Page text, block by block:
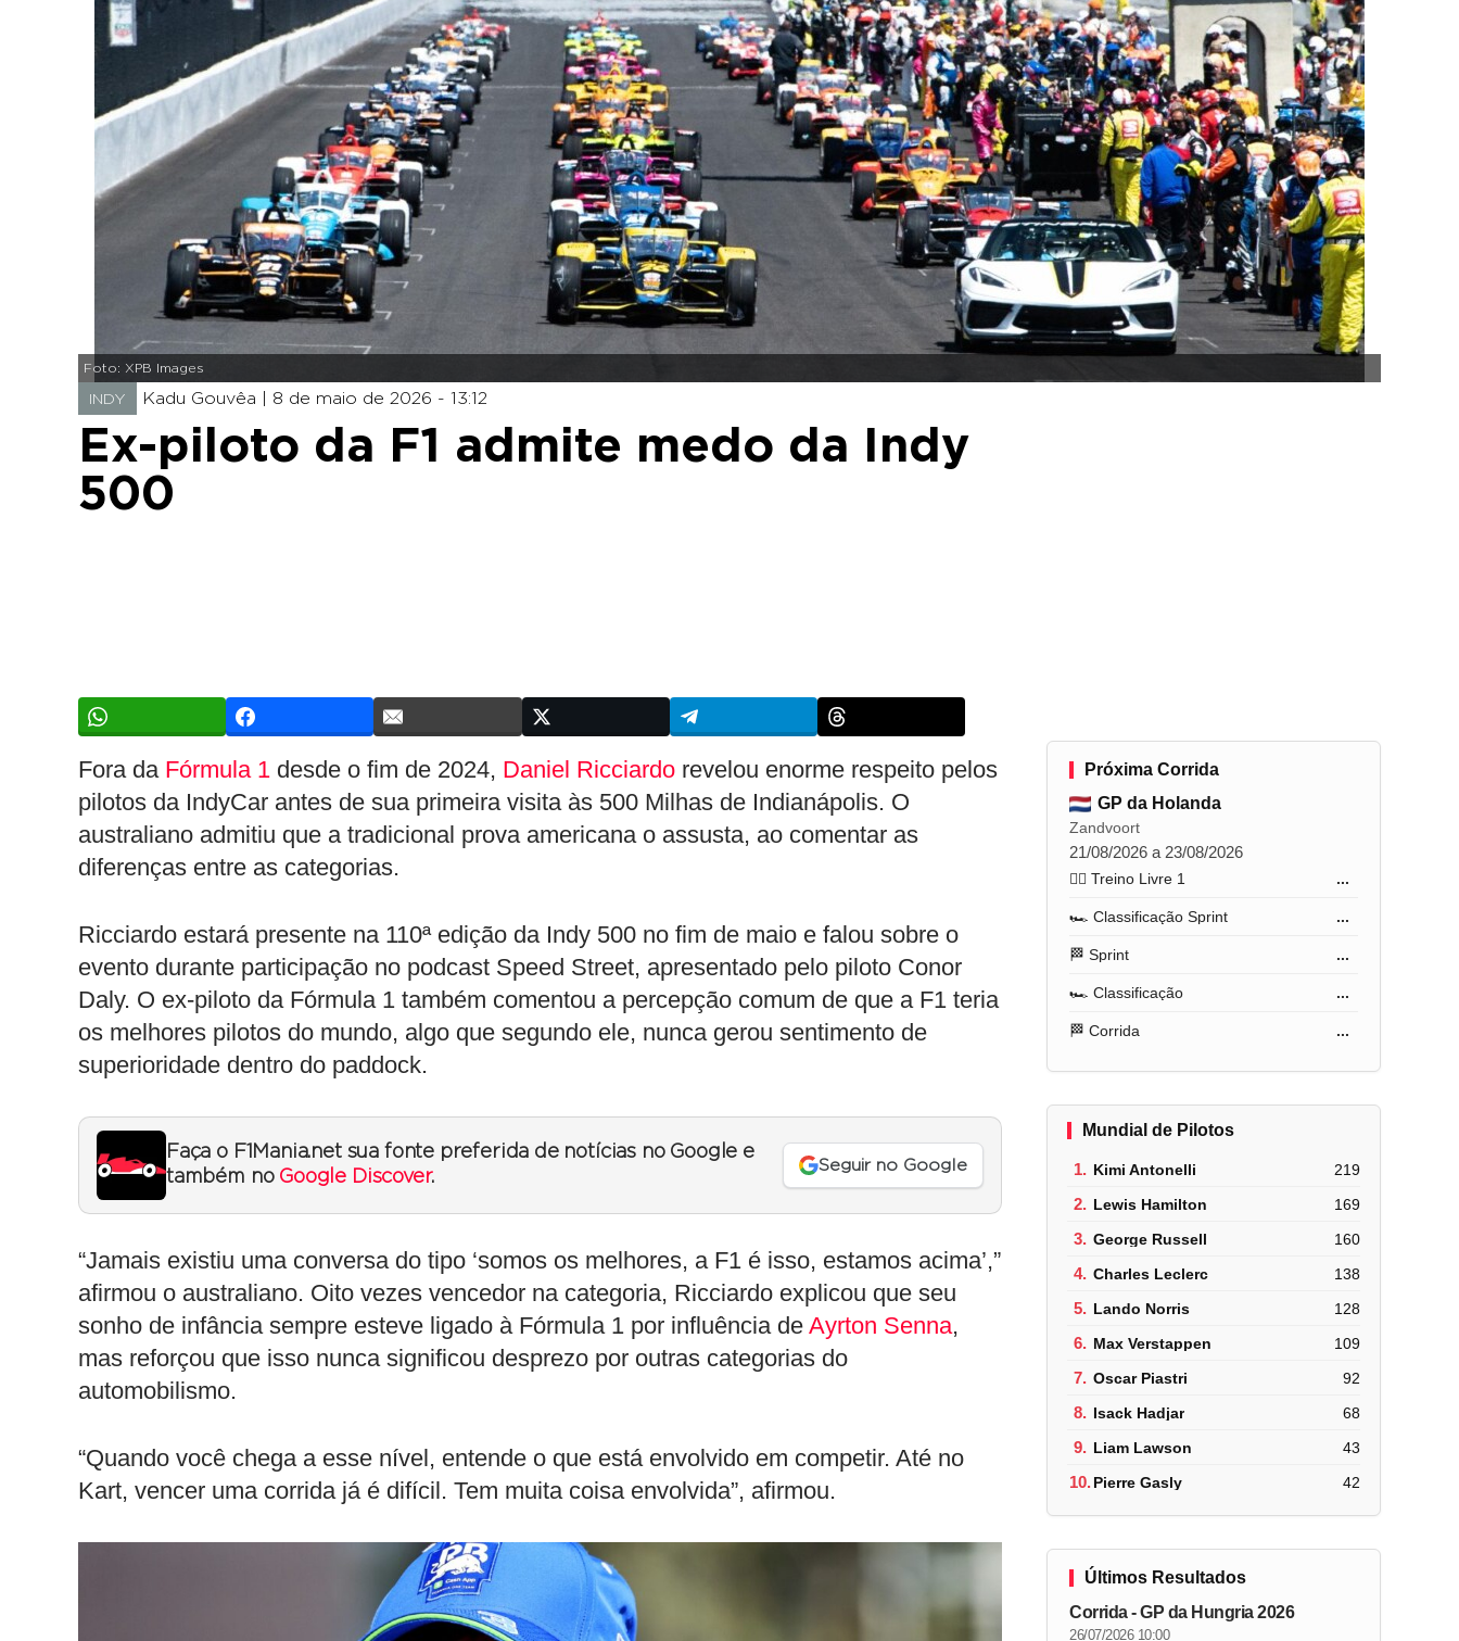
Foto: XPB Images
INDY Kadu Gouvêa | 8 de maio de 2026 - 13:12
Ex-piloto da F1 admite medo da Indy
500
Fora da Fórmula 1 desde o fim de 2024, Daniel Ricciardo revelou enorme respeito pelos
pilotos da IndyCar antes de sua primeira visita às 500 Milhas de Indianápolis. O
australiano admitiu que a tradicional prova americana o assusta, ao comentar as
diferenças entre as categorias.
Ricciardo estará presente na 110ª edição da Indy 500 no fim de maio e falou sobre o
evento durante participação no podcast Speed Street, apresentado pelo piloto Conor
Daly. O ex-piloto da Fórmula 1 também comentou a percepção comum de que a F1 teria
os melhores pilotos do mundo, algo que segundo ele, nunca gerou sentimento de
superioridade dentro do paddock.
Faça o F1Mania.net sua fonte preferida de notícias no Google e
também no Google Discover.
Seguir no Google
“Jamais existiu uma conversa do tipo ‘somos os melhores, a F1 é isso, estamos acima’,”
afirmou o australiano. Oito vezes vencedor na categoria, Ricciardo explicou que seu
sonho de infância sempre esteve ligado à Fórmula 1 por influência de Ayrton Senna,
mas reforçou que isso nunca significou desprezo por outras categorias do
automobilismo.
“Quando você chega a esse nível, entende o que está envolvido em competir. Até no
Kart, vencer uma corrida já é difícil. Tem muita coisa envolvida”, afirmou.
Próxima Corrida
GP da Holanda
Zandvoort
21/08/2026 a 23/08/2026
🏋️‍♂️ Treino Livre 1 ...
🏎️ Classificação Sprint ...
🏁 Sprint ...
🏎️ Classificação ...
🏁 Corrida ...
Mundial de Pilotos
1. Kimi Antonelli 219
2. Lewis Hamilton 169
3. George Russell 160
4. Charles Leclerc 138
5. Lando Norris 128
6. Max Verstappen 109
7. Oscar Piastri 92
8. Isack Hadjar 68
9. Liam Lawson 43
10.Pierre Gasly 42
Últimos Resultados
Corrida - GP da Hungria 2026
26/07/2026 10:00